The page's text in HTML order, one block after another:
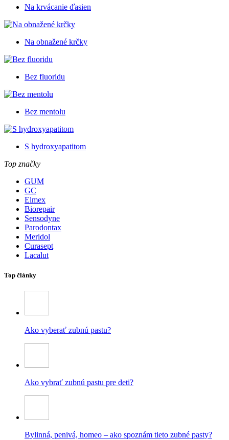
Na krvácanie ďasien
Na obnažené krčky
Bez fluoridu
Bez mentolu
S hydroxyapatitom
Top značky
GUM
GC
Elmex
Biorepair
Sensodyne
Parodontax
Meridol
Curasept
Lacalut
Top články
Ako vyberať zubnú pastu?
Ako vybrať zubnú pastu pre deti?
Bylinná, penivá, homeo – ako spoznám tieto zubné pasty?